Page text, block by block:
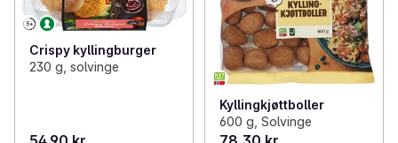
Crispy kyllingburger
230 g, solvinge
Kyllingkjøttboller
600 g, Solvinge